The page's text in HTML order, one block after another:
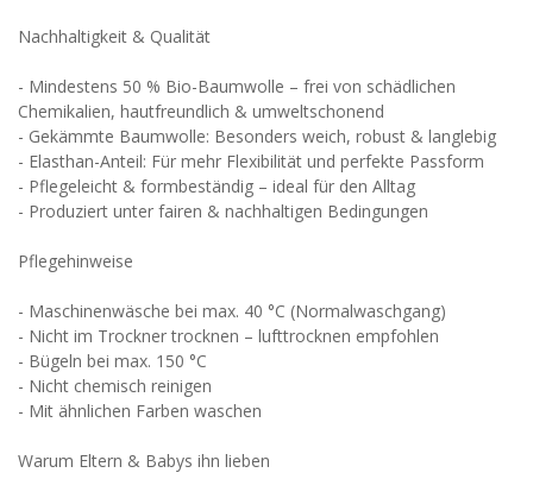
Nachhaltigkeit & Qualität
- Mindestens 50 % Bio-Baumwolle – frei von schädlichen
Chemikalien, hautfreundlich & umweltschonend
- Gekämmte Baumwolle: Besonders weich, robust & langlebig
- Elasthan-Anteil: Für mehr Flexibilität und perfekte Passform
- Pflegeleicht & formbeständig – ideal für den Alltag
- Produziert unter fairen & nachhaltigen Bedingungen
Pflegehinweise
- Maschinenwäsche bei max. 40 °C (Normalwaschgang)
- Nicht im Trockner trocknen – lufttrocknen empfohlen
- Bügeln bei max. 150 °C
- Nicht chemisch reinigen
- Mit ähnlichen Farben waschen
Warum Eltern & Babys ihn lieben